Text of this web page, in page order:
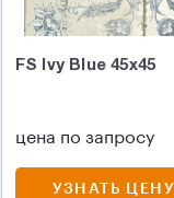
FS Ivy Blue 45х45
цена по запросу
УЗНАТЬ ЦЕНУ